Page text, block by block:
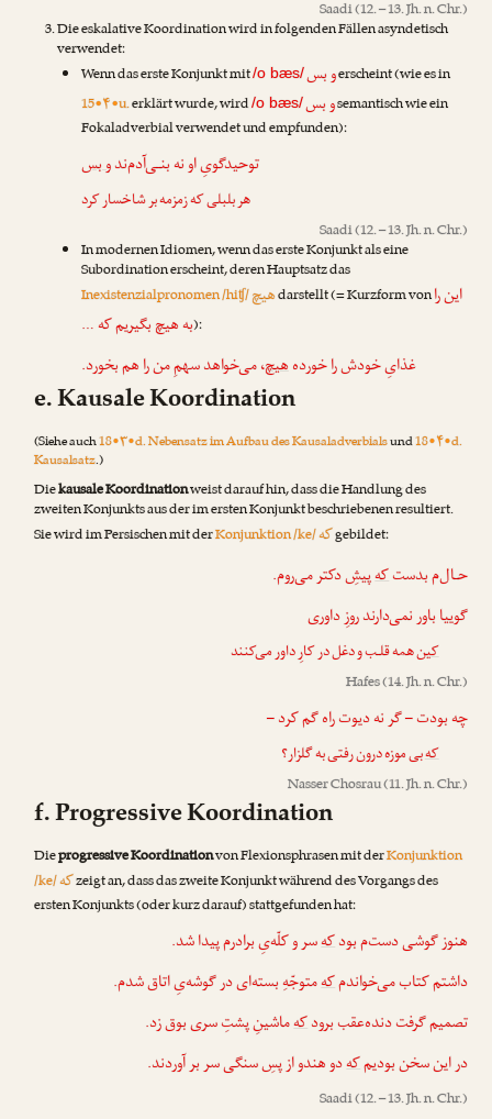
Saadi(12. – 13. Jh. n. Chr.)
Die eskalative Koordination wird in folgenden Fällen asyndetisch
verwendet:
Wenn das erste Konjunkt mit/o bæs/و بسerscheint (wie es in
15•۴•u.erklärt wurde, wird/o bæs/و بسsemantisch wie ein
Fokaladverbial verwendet und empfunden):
توحیدگویِ او نه بنـی‌آدم‌ندو بس
هر بلبلی که زمزمه بر شاخسار کرد
Saadi(12. – 13. Jh. n. Chr.)
In modernen Idiomen, wenn das erste Konjunkt als eine
Subordination erscheint, deren Hauptsatz das
Inexistenzialpronomen /hiʧ/هیچdarstellt (= Kurzform vonاین را
به هیچ بگیریم که …):
غذایِ خودش را خوردههیچ، می‌خواهد سهمِ من را هم بخورد.
e. Kausale Koordination
(Siehe auch18•۳•d. Nebensatz im Aufbau des Kausaladverbialsund18•۴•d.
Kausalsatz.)
Diekausale Koordinationweist darauf hin, dass die Handlung des
zweiten Konjunkts aus der im ersten Konjunkt beschriebenen resultiert.
Sie wird im Persischen mit derKonjunktion /ke/کهgebildet:
حـال‌م بدستکهپیشِ دکتر می‌روم.
گوییا باور نمی‌دارند روزِ داوری
کین همه قلـب و دغل در کارِ داور می‌کنند
Hafes(14. Jh. n. Chr.)
چه بودت – گر نه دیوت راه گم کرد –
کهبی موزه درون رفتی به گلزار؟
Nasser Chosrau(11. Jh. n. Chr.)
f. Progressive Koordination
Dieprogressive Koordinationvon Flexionsphrasen mit derKonjunktion
/ke/کهzeigt an, dass das zweite Konjunkt während des Vorgangs des
ersten Konjunkts (oder kurz darauf) stattgefunden hat:
هنوز گوشی دست‌‌م بودکهسر و کلّه‌یِ برادرم پیدا شد.
داشتم کتاب می‌خواندمکهمتوجّهِ بسته‌ای در گوشه‌یِ اتاق شدم.
تصمیم گرفت دنده‌عقب برودکهماشینِ پشتِ سری بوق زد.
در این سخن بودیمکهدو هندو از پسِ سنگی سر بر آوردند.
Saadi(12. – 13. Jh. n. Chr.)